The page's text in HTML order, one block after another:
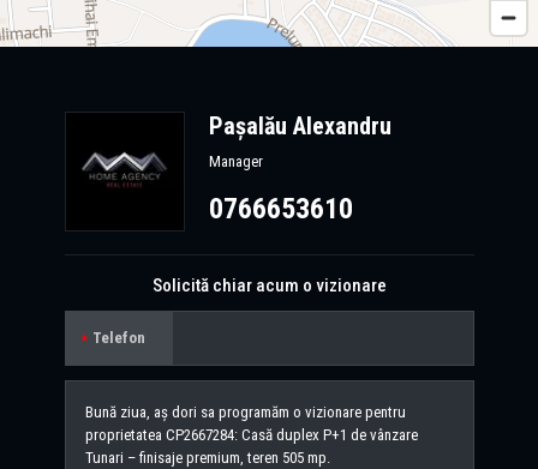
Pașalău Alexandru
Manager
0766653610
Solicită chiar acum o vizionare
Telefon